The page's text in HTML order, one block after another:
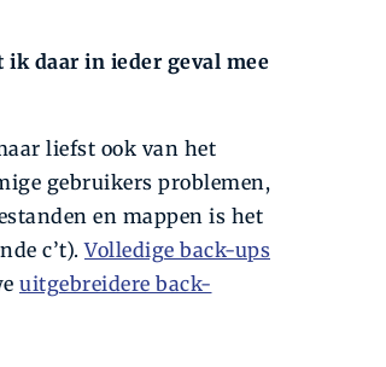
ik daar in ieder geval mee
liefst ook van het
gebruikers problemen,
en mappen is het
c’t).Volledige back-ups
uitgebreidere back-